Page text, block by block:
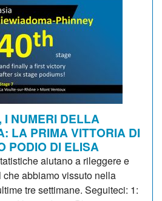
I NUMERI DELLA
LA PRIMA VITTORIA DI
PODIO DI ELISA
aiutano a rileggere e
abbiamo vissuto nella
tre settimane. Seguiteci: 1: